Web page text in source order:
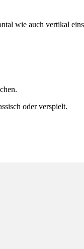
wie auch vertikal
oder verspielt.